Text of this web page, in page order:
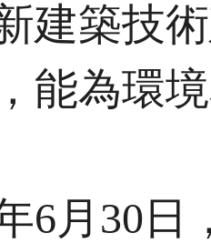
建築技
能為環
6月30